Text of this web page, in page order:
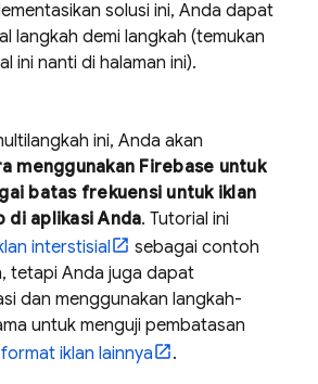
solusi ini, Anda dapat
langkah demi langkah (temukan
ini nanti di halaman ini).
ini, Anda akan
menggunakan Firebase untuk
batas frekuensi untuk iklan
di aplikasi Anda. Tutorial ini
interstisial
sebagai contoh
tetapi Anda juga dapat
dan menggunakan langkah-
untuk menguji pembatasan
format iklan lainnya
.